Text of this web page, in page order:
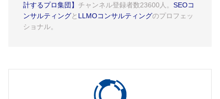
計するプロ集団】 チャンネル登録者数23600人。 SEOコ
ンサルティングと LLMOコンサルティングのプロフェッ
ショナル。